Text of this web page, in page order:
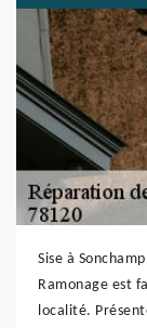
Sise à
Ramonage est
localité.